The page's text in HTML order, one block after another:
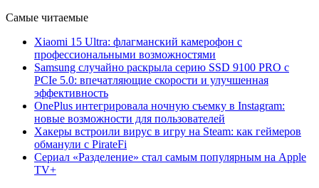
Самые читаемые
Xiaomi 15 Ultra: флагманский камерофон с
профессиональными возможностями
Samsung случайно раскрыла серию SSD 9100 PRO с
PCIe 5.0: впечатляющие скорости и улучшенная
эффективность
OnePlus интегрировала ночную съемку в Instagram:
новые возможности для пользователей
Хакеры встроили вирус в игру на Steam: как геймеров
обманули с PirateFi
Сериал «Разделение» стал самым популярным на Apple
TV+